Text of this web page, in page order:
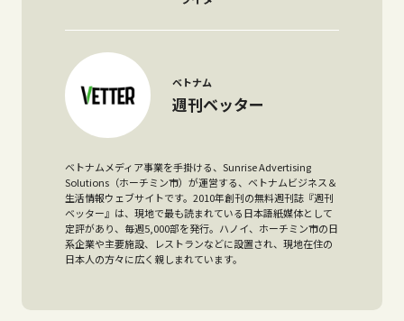
ベトナム
週刊ベッター
ベトナムメディア事業を手掛ける、Sunrise Advertising
Solutions（ホーチミン市）が運営する、ベトナムビジネス＆
生活情報ウェブサイトです。2010年創刊の無料週刊誌『週刊
ベッター』は、現地で最も読まれている日本語紙媒体として
定評があり、毎週5,000部を発行。ハノイ、ホーチミン市の日
系企業や主要施設、レストランなどに設置され、現地在住の
日本人の方々に広く親しまれています。